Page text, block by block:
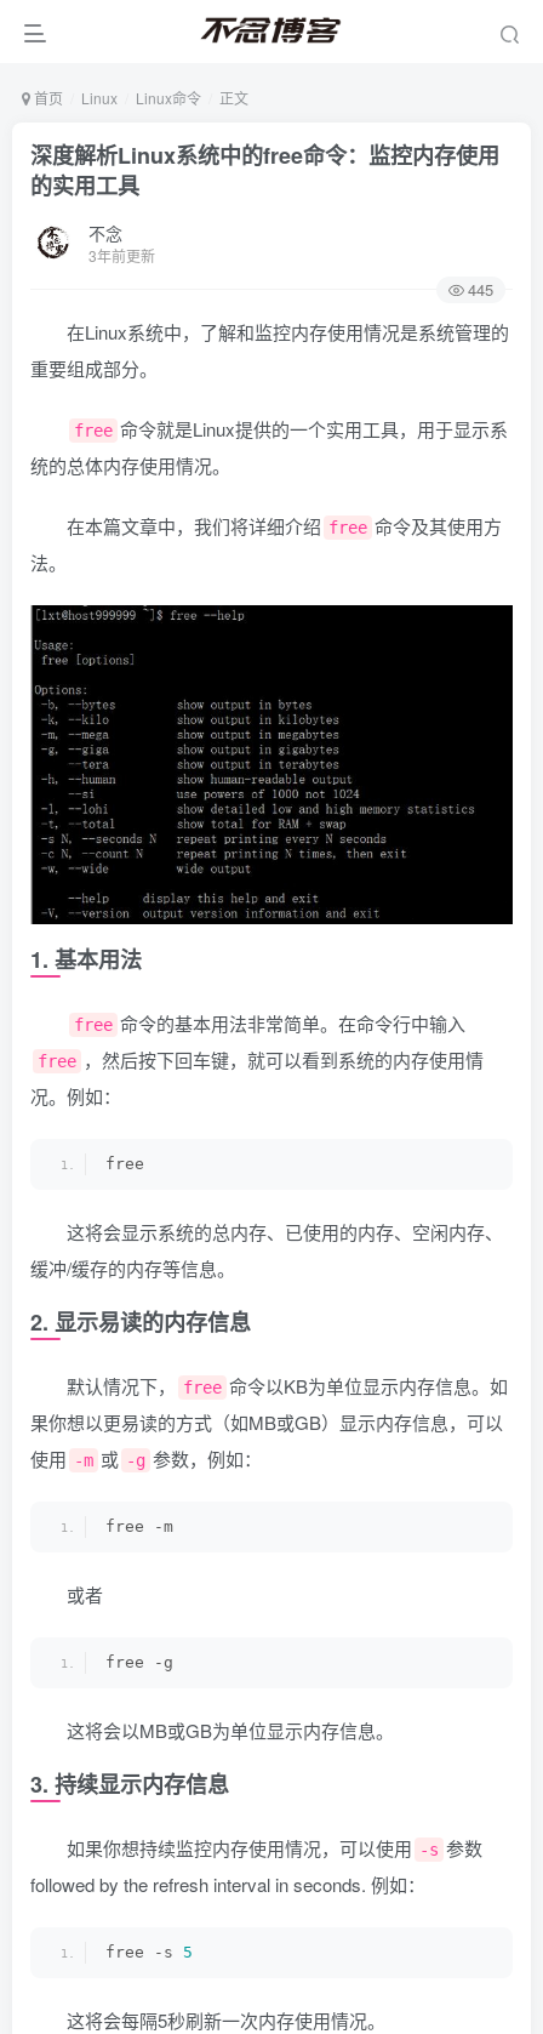
首页 Linux Linux命令 正文
深度解析Linux系统中的free命令：监控内存使用
的实用工具
不念
3年前更新
445
在Linux系统中，了解和监控内存使用情况是系统管理的
重要组成部分。
free 命令就是Linux提供的一个实用工具，用于显示系
统的总体内存使用情况。
在本篇文章中，我们将详细介绍 free 命令及其使用方
法。
1. 基本用法
free 命令的基本用法非常简单。在命令行中输入
free ，然后按下回车键，就可以看到系统的内存使用情
况。例如：
free
这将会显示系统的总内存、已使用的内存、空闲内存、
缓冲/缓存的内存等信息。
2. 显示易读的内存信息
默认情况下， free 命令以KB为单位显示内存信息。如
果你想以更易读的方式（如MB或GB）显示内存信息，可以
使用 -m 或 -g 参数，例如：
free -m
或者
free -g
这将会以MB或GB为单位显示内存信息。
3. 持续显示内存信息
如果你想持续监控内存使用情况，可以使用 -s 参数
followed by the refresh interval in seconds. 例如：
free -s 5
这将会每隔5秒刷新一次内存使用情况。